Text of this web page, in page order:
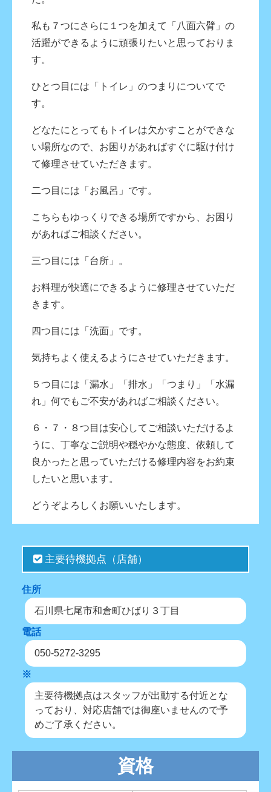
私も７つにさらに１つを加えて「八面六臂」の
活躍ができるように頑張りたいと思っておりま
す。
ひとつ目には「トイレ」のつまりについてで
す。
どなたにとってもトイレは欠かすことができな
い場所なので、お困りがあればすぐに駆け付け
て修理させていただきます。
二つ目には「お風呂」です。
こちらもゆっくりできる場所ですから、お困り
があればご相談ください。
三つ目には「台所」。
お料理が快適にできるように修理させていただ
きます。
四つ目には「洗面」です。
気持ちよく使えるようにさせていただきます。
５つ目には「漏水」「排水」「つまり」「水漏
れ」何でもご不安があればご相談ください。
６・７・８つ目は安心してご相談いただけるよ
うに、丁寧なご説明や穏やかな態度、依頼して
良かったと思っていただける修理内容をお約束
したいと思います。
どうぞよろしくお願いいたします。
主要待機拠点（店舗）
住所
石川県七尾市和倉町ひばり３丁目
電話
050-5272-3295
※
主要待機拠点はスタッフが出動する付近とな
っており、対応店舗では御座いませんので予
めご了承ください。
資格